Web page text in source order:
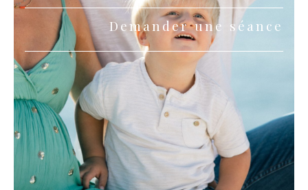
Demander une séance